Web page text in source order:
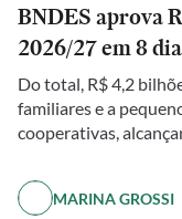
BNDES aprova
2026/27 em 8
Do total, R$ 4,2
familiares e a
cooperativas,
MARINA GROSSI